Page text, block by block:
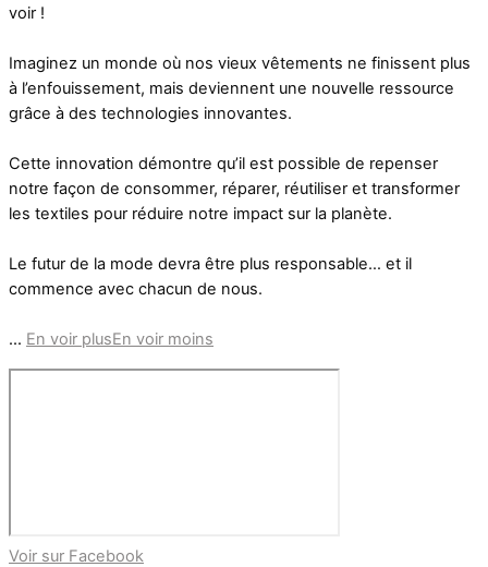
voir !
Imaginez un monde où nos vieux vêtements ne finissent plus
à l’enfouissement, mais deviennent une nouvelle ressource
grâce à des technologies innovantes.
Cette innovation démontre qu’il est possible de repenser
notre façon de consommer, réparer, réutiliser et transformer
les textiles pour réduire notre impact sur la planète.
Le futur de la mode devra être plus responsable… et il
commence avec chacun de nous.
... En voir plusEn voir moins
Voir sur Facebook